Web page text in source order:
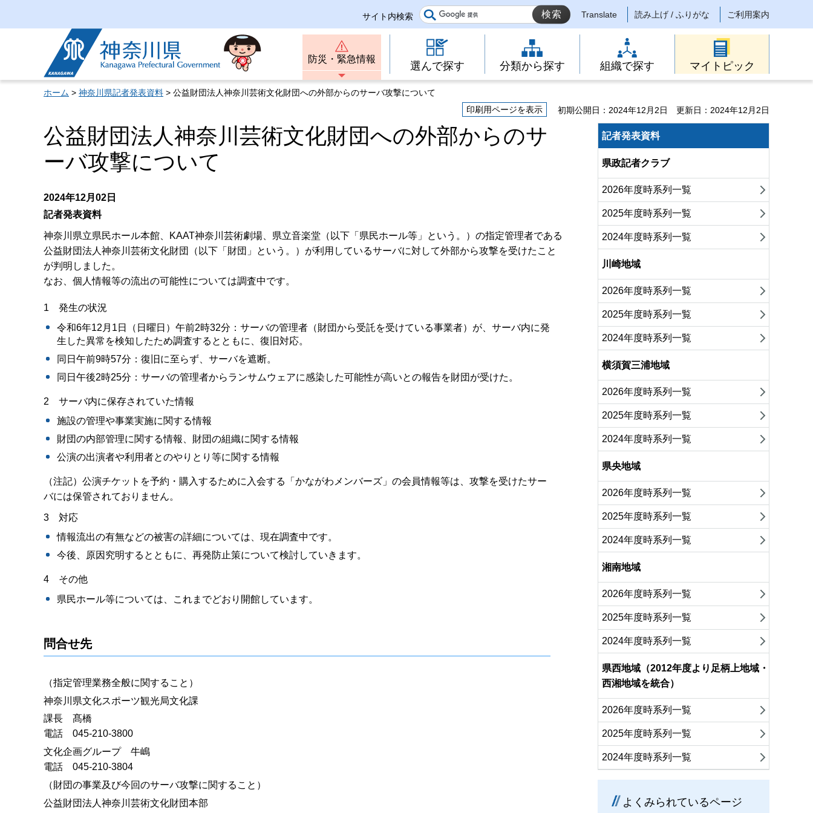
サイト内検索 Translate 読み上げ / ふりがな ご利用案内
神奈川県
防災・緊急情報
選んで探す 分類から探す 組織で探す マイトピック
ホーム > 神奈川県記者発表資料 > 公益財団法人神奈川芸術文化財団への外部からのサーバ攻撃について
印刷用ページを表示
初期公開日：2024年12月2日 更新日：2024年12月2日
公益財団法人神奈川芸術文化財団への外部からのサ
ーバ攻撃について
2024年12月02日
記者発表資料
神奈川県立県民ホール本館、KAAT神奈川芸術劇場、県立音楽堂（以下「県民ホール等」という。）の指定管理者である
公益財団法人神奈川芸術文化財団（以下「財団」という。）が利用しているサーバに対して外部から攻撃を受けたこと
が判明しました。
なお、個人情報等の流出の可能性については調査中です。
1 発生の状況
令和6年12月1日（日曜日）午前2時32分：サーバの管理者（財団から受託を受けている事業者）が、サーバ内に発
生した異常を検知したため調査するとともに、復旧対応。
同日午前9時57分：復旧に至らず、サーバを遮断。
同日午後2時25分：サーバの管理者からランサムウェアに感染した可能性が高いとの報告を財団が受けた。
2 サーバ内に保存されていた情報
施設の管理や事業実施に関する情報
財団の内部管理に関する情報、財団の組織に関する情報
公演の出演者や利用者とのやりとり等に関する情報
（注記）公演チケットを予約・購入するために入会する「かながわメンバーズ」の会員情報等は、攻撃を受けたサー
バには保管されておりません。
3 対応
情報流出の有無などの被害の詳細については、現在調査中です。
今後、原因究明するとともに、再発防止策について検討していきます。
4 その他
県民ホール等については、これまでどおり開館しています。
問合せ先
（指定管理業務全般に関すること）
神奈川県文化スポーツ観光局文化課
課長 髙橋
電話 045-210-3800
文化企画グループ 牛嶋
電話 045-210-3804
（財団の事業及び今回のサーバ攻撃に関すること）
公益財団法人神奈川芸術文化財団本部
記者発表資料
県政記者クラブ
2026年度時系列一覧
2025年度時系列一覧
2024年度時系列一覧
川崎地域
2026年度時系列一覧
2025年度時系列一覧
2024年度時系列一覧
横須賀三浦地域
2026年度時系列一覧
2025年度時系列一覧
2024年度時系列一覧
県央地域
2026年度時系列一覧
2025年度時系列一覧
2024年度時系列一覧
湘南地域
2026年度時系列一覧
2025年度時系列一覧
2024年度時系列一覧
県西地域（2012年度より足柄上地域・
西湘地域を統合）
2026年度時系列一覧
2025年度時系列一覧
2024年度時系列一覧
よくみられているページ